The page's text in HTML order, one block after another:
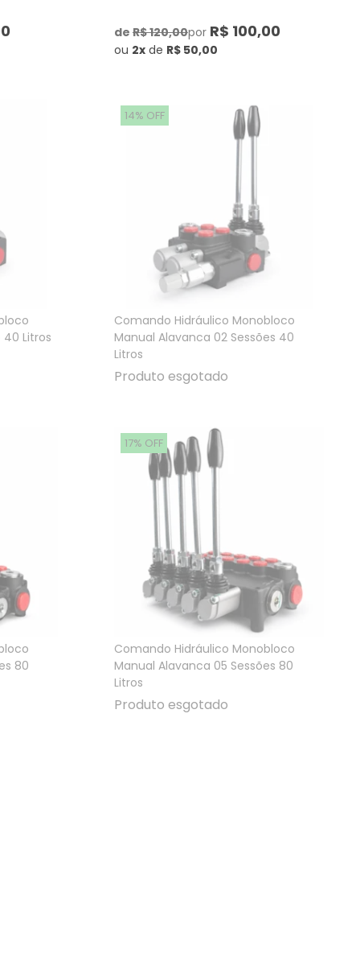
de R$ 120,00porR$ 100,00
ou 2xde R$ 50,00
40 Litros
14% OFF
Comando Hidráulico Monobloco
Manual Alavanca 02 Sessões 40
Litros
Produto esgotado
80
17% OFF
Comando Hidráulico Monobloco
Manual Alavanca 05 Sessões 80
Litros
Produto esgotado